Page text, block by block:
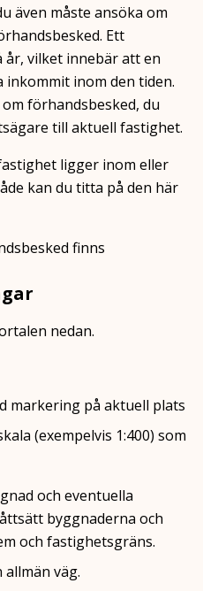
även måste ansöka om
Ett
vilket innebär att en
inkommit inom den tiden.
förhandsbesked, du
till aktuell fastighet.
ligger inom eller
kan du titta på den här
finns
nedan.
markering på aktuell plats
(exempelvis 1:400) som
och eventuella
byggnaderna och
och fastighetsgräns.
väg.